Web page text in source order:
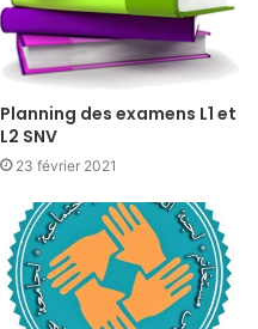
Planning des examens L1 et
L2 SNV
23 février 2021